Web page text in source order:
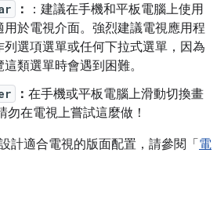
：
：建議在手機和平板電腦上使用
用於電視介面。強烈建議電視應用程
選項選單或任何下拉式選單，因為
類選單時會遇到困難。
： 在手機或平板電腦上滑動切換畫
勿在電視上嘗試這麼做！
計適合電視的版面配置，請參閱「 電